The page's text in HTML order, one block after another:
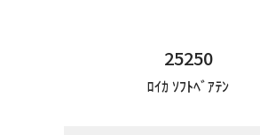
25250
ﾛｲｶ ｿﾌﾄﾍﾞｱﾃﾝ